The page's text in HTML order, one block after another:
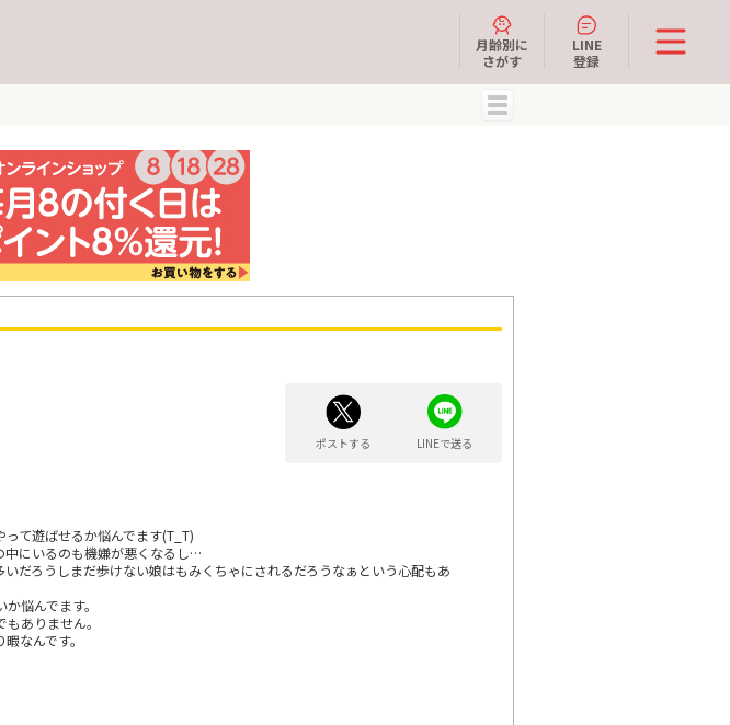
月齢別に
さがす
LINE
登録
ポストする LINEで送る
て遊ばせるか悩んでます(T_T)
中にいるのも機嫌が悪くなるし…
だろうしまだ歩けない娘はもみくちゃにされるだろうなぁという心配もあ
悩んでます。
ありません。
なんです。